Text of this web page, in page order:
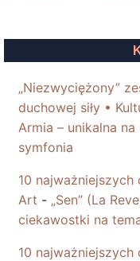
„Niezwyciężony”
duchowej siły •
Armia – unikalna
symfonia
10 najważniejszych
Art - „Sen” (La
ciekawostki na
10 najważniejszych